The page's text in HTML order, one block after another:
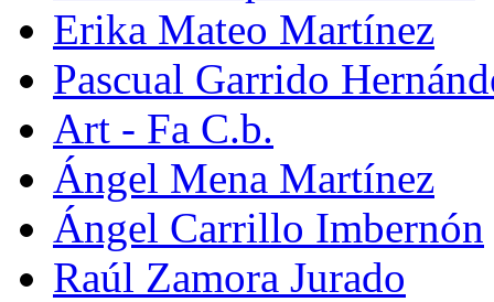
Erika Mateo Martínez
Pascual Garrido
Art - Fa C.b.
Ángel Mena Martínez
Ángel Carrillo Imbernón
Raúl Zamora Jurado